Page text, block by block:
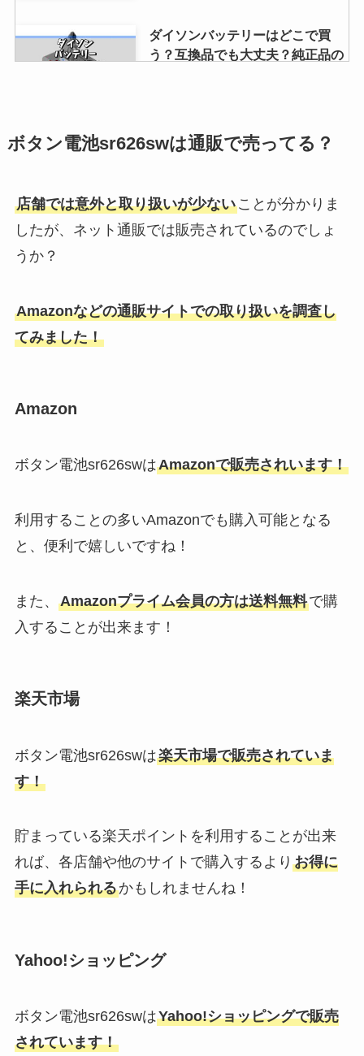
ダイソンバッテリーはどこで買
う？互換品でも大丈夫？純正品の
switchのプロコン純正は売ってな
い！品薄？どこで買える？在庫あ
フェイスペイントは100均・セリ
こ？公式や中古など販売店やどこ
セザンヌの取り扱い店舗は？ドラ
局・マツキヨ・イオンを調査！
リファロックオイルはどこで買え
ボタン電池sr626swは通販で売ってる？
店舗では意外と取り扱いが少ないことが分かりま
したが、ネット通販では販売されているのでしょ
うか？
Amazonなどの通販サイトでの取り扱いを調査し
てみました！
Amazon
ボタン電池sr626swはAmazonで販売されいます！
利用することの多いAmazonでも購入可能となる
と、便利で嬉しいですね！
また、 Amazonプライム会員の方は送料無料で購
入することが出来ます！
楽天市場
ボタン電池sr626swは楽天市場で販売されていま
す！
貯まっている楽天ポイントを利用することが出来
れば、各店舗や他のサイトで購入するより お得に
手に入れられるかもしれませんね！
Yahoo!ショッピング
ボタン電池sr626swはYahoo!ショッピングで販売
されています！